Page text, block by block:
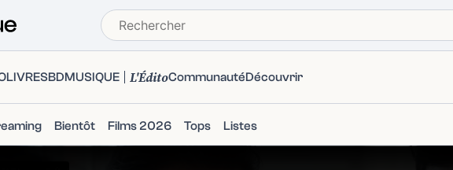
LIVRESBDMUSIQUE L'ÉditoCommunautéDécouvrir
Bientôt Films 2026 Tops Listes